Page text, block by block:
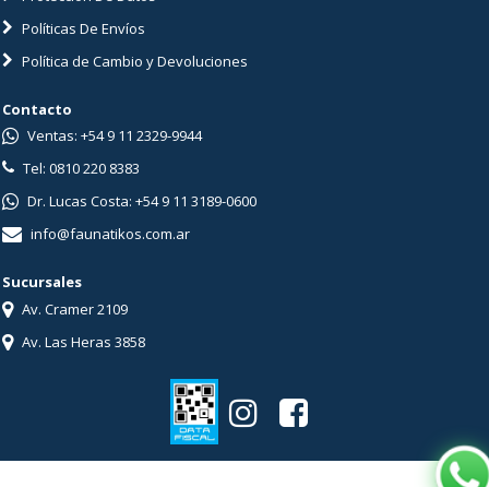
Políticas De Envíos
Política de Cambio y Devoluciones
Contacto
Ventas: +54 9 11 2329-9944
Tel: 0810 220 8383
Dr. Lucas Costa: +54 9 11 3189-0600
info@faunatikos.com.ar
Sucursales
Av. Cramer 2109
Av. Las Heras 3858